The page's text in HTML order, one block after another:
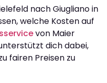
nach Giugliano in
welche Kosten auf
von Maier
dich dabei,
fairen Preisen zu